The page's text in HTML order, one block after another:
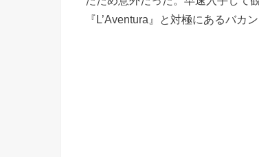
『L’Aventura』と対極にあるバカ